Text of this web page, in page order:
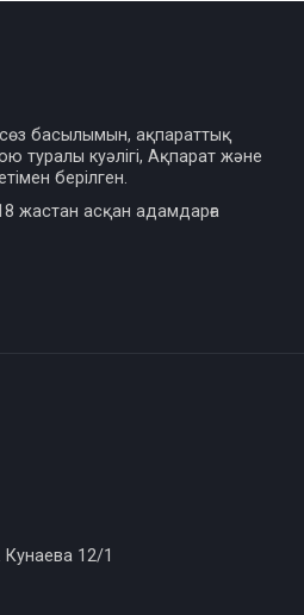
басылымын, ақпараттық
туралы куәлігі, Ақпарат және
берілген.
жастан асқан адамдарға
Кунаева 12/1